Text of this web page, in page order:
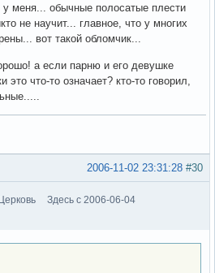
меня... обычные полосатые плести
не научит... главное, что у многих
вот такой обломчик...
а если парню и его девушке
что-то означает? кто-то говорил,
#30
2006-11-02 23:31:28
Здесь с 2006-06-04